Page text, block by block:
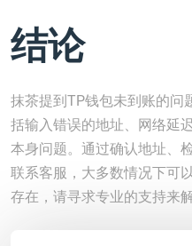
结论
抹茶提到TP钱包未到账的问
括输入错误的地址、网络延
本身问题。通过确认地址、
联系客服，大多数情况下可
存在，请寻求专业的支持来